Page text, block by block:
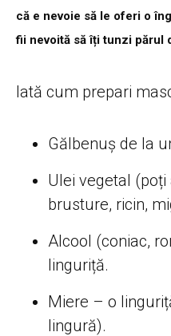
că e nevoie să le oferi o
fii nevoită să îți tunzi părul
Iată cum prepari
Gălbenuș de la
Ulei vegetal
brusture, ricin,
Alcool (coniac,
linguriță.
Miere – o
lingură).